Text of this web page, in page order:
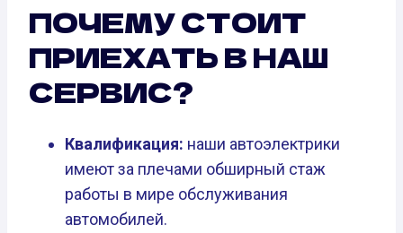
ПОЧЕМУ СТОИТ
ПРИЕХАТЬ В НАШ
СЕРВИС?
Квалификация: наши автоэлектрики
имеют за плечами обширный стаж
работы в мире обслуживания
автомобилей.